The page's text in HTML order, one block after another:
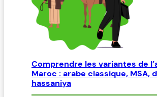
Comprendre les variantes de
Maroc : arabe classique, MSA,
hassaniya